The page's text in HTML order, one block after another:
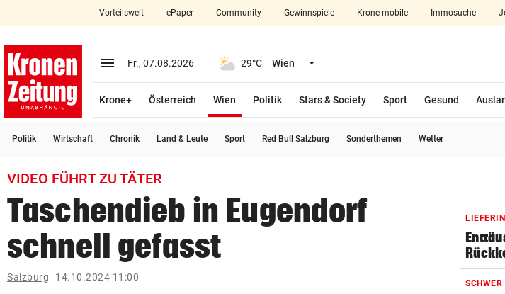
closeSchließen
account_circle Anmelden
arrow_right
bookmark
search
Suchbegriff
eingeben
Vorteilswelt ePaper Community Gewinnspiele Krone mobile Immosuche
menu Menü aufklappen
Fr., 07.08.2026 29°C Wien Menü aufklappen
Krone+ Österreich Wien
Politik
Stars & Society Sport Gesund
Politik Wirtschaft Chronik Land & Leute Sport Red Bull Salzburg Sonderthemen Wetter
VIDEO FÜHRT ZU TÄTER
Taschendieb in Eugendorf
schnell gefasst
Salzburg 14.10.2024 11:00